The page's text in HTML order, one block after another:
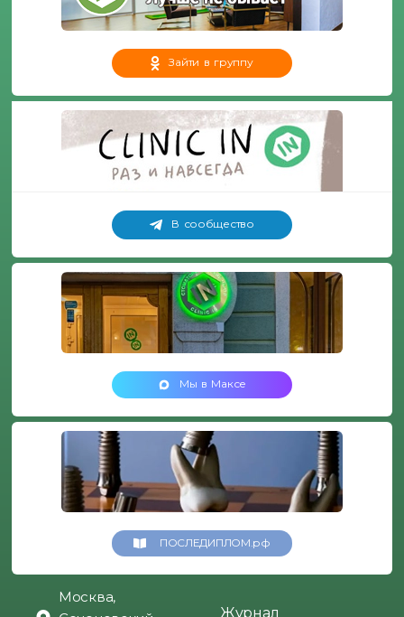
Зайти в группу
В сообщество
Мы в Максе
ПОСЛЕДИПЛОМ.рф
Москва,
Журнал